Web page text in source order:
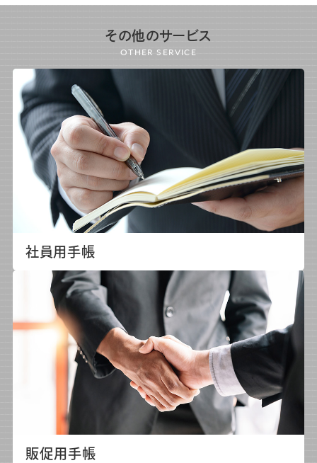
その他のサービス
OTHER SERVICE
社員用手帳
販促用手帳